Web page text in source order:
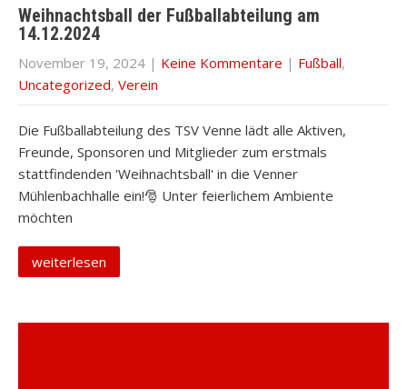
Weihnachtsball der Fußballabteilung am
14.12.2024
November 19, 2024 | Keine Kommentare | Fußball,
Uncategorized, Verein
Die Fußballabteilung des TSV Venne lädt alle Aktiven,
Freunde, Sponsoren und Mitglieder zum erstmals
stattfindenden 'Weihnachtsball' in die Venner
Mühlenbachhalle ein!🎅 Unter feierlichem Ambiente
möchten
weiterlesen